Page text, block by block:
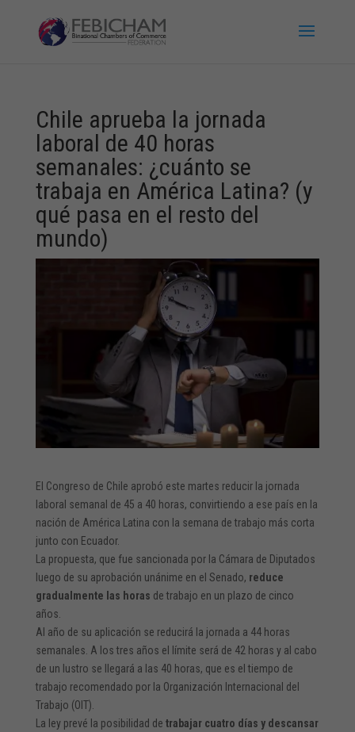
Chile aprueba la jornada
laboral de 40 horas
semanales: ¿cuánto se
trabaja en América Latina? (y
qué pasa en el resto del
mundo)
El Congreso de Chile aprobó este martes reducir la jornada
laboral semanal de 45 a 40 horas, convirtiendo a ese país en la
nación de América Latina con la semana de trabajo más corta
junto con Ecuador.
La propuesta, que fue sancionada por la Cámara de Diputados
luego de su aprobación unánime en el Senado, reduce
gradualmente las horas de trabajo en un plazo de cinco
años.
Al año de su aplicación se reducirá la jornada a 44 horas
semanales. A los tres años el límite será de 42 horas y al cabo
de un lustro se llegará a las 40 horas, que es el tiempo de
trabajo recomendado por la Organización Internacional del
Trabajo (OIT).
La ley prevé la posibilidad de trabajar cuatro días y descansar